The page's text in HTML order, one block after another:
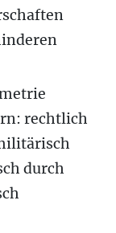
rechtlich
durch